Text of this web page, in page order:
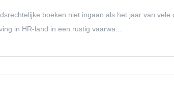
boeken niet ingaan als het jaar van
in HR-land in een rustig vaarwa...